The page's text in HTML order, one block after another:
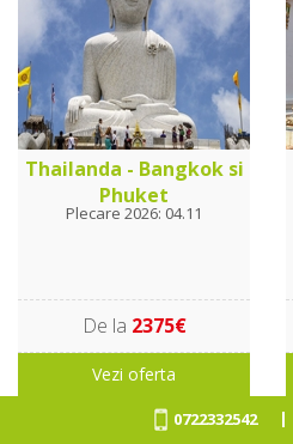
Thailanda - Bangkok si
Phuket
Plecare 2026: 04.11
De la 2375€
Vezi oferta
0722332542|